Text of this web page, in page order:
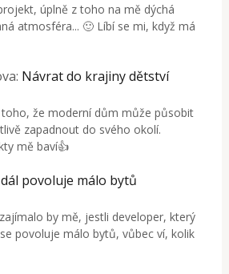
úplně z toho na mě dýchá
atmosféra... 🙂 Líbí se mi, když má
: Návrat do krajiny dětství
toho, že moderní dům může působit
zapadnout do svého okolí.
mě baví👍
povoluje málo bytů
by mě, jestli developer, který
povoluje málo bytů, vůbec ví, kolik